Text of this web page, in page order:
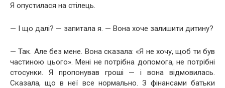
Я опустилася на стілець.
— І що далі? — запитала я. — Вона хоче залишити дитину?
— Так. Але без мене. Вона сказала: «Я не хочу, щоб ти був
частиною цього». Мені не потрібна допомога, не потрібні
стосунки. Я пропонував гроші — і вона відмовилась.
Сказала, що в неї все нормально. З фінансами батьки